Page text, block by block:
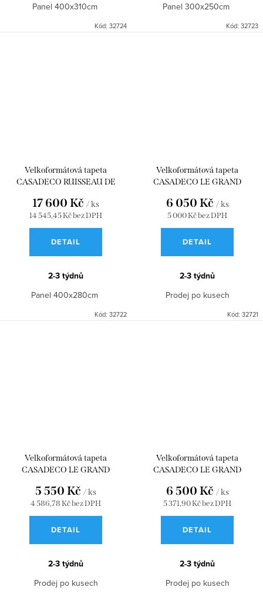
Panel 400x310cm
Kód: 32724
Panel 300x250cm
Kód: 32723
Velkoformátová tapeta
CASADECO RUISSEAU DE
WDWD200124111
14 545,45 Kč bez DPH
17 600 Kč / ks
DETAIL
2-3 týdnů
Panel 400x280cm
Kód: 32722
Velkoformátová tapeta
CASADECO LE GRAND
WDWD200207323
5 000 Kč bez DPH
6 050 Kč / ks
DETAIL
2-3 týdnů
Prodej po kusech
Kód: 32721
Velkoformátová tapeta
CASADECO LE GRAND
WDWD200207322
4 586,78 Kč bez DPH
5 550 Kč / ks
DETAIL
2-3 týdnů
Prodej po kusech
Velkoformátová tapeta
CASADECO LE GRAND
310 WDWD200206724
5 371,90 Kč bez DPH
6 500 Kč / ks
DETAIL
2-3 týdnů
Prodej po kusech